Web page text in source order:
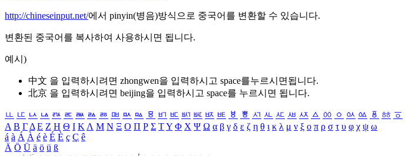
http://chineseinput.net/에서 pinyin(병음)방식으로 중국어를 변환할 수 있습니다.
변환된 중국어를 복사하여 사용하시면 됩니다.
예시)
中文 을 입력하시려면 zhongwen을 입력하시고 space를누르시면됩니다.
北京 을 입력하시려면 beijing을 입력하시고 space를 누르시면 됩니다.
ㅥ ㅦ ㅧ ㅨ ㅩ ㅪ ㅫ ㅬ ㅭ ㅮ ㅯ ㅰ ㅱ ㅲ ㅳ ㅴ ㅵ ㅶ ㅷ ㅸ ㅹ ㅺ ㅻ ㅼ ㅽ ㅾ ㅿ ㆀ ㆁ ㆂ ㆃ ㆄ ㆅ ㆆ
Α Β ΓΔ Ε Ζ Η Θ Ι ΚΛ Μ Ν Ξ Ο Π Ρ Σ ΤΥ Φ Χ Ψ Ω α β γ δ ε ζ η θ ι κ λ μ ν ξ ο π ρ σ τ υ φ χ ψ ω
á à Á À é è É È ç Ç ê
Ä Ö Ü ä ö ü ß